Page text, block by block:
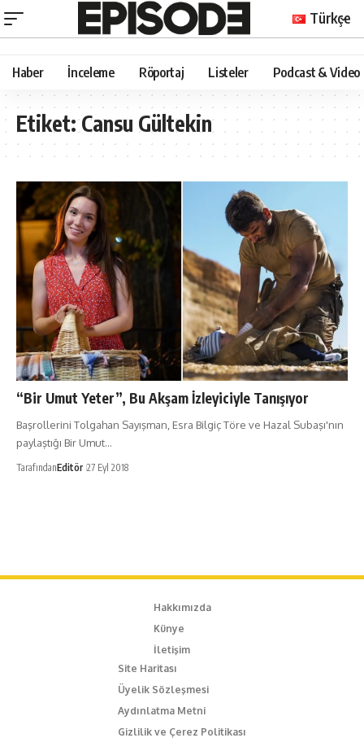
Türkçe
Haber İnceleme Röportaj Listeler Podcast & Video
Etiket:Cansu Gültekin
“Bir Umut Yeter”, Bu Akşam İzleyiciyle Tanışıyor
Başrollerini Tolgahan Sayışman, Esra Bilgiç Töre ve Hazal Subaşı'nın
paylaştığı Bir Umut…
TarafındanEditör 27 Eyl 2018
Hakkımızda
Künye
İletişim
Site Haritası
Üyelik Sözleşmesi
Aydınlatma Metni
Gizlilik ve Çerez Politikası